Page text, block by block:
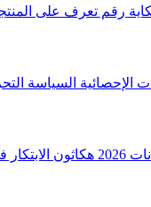
رقم تعرف على
الإحصائية السياسة
هكاثون الابتكار